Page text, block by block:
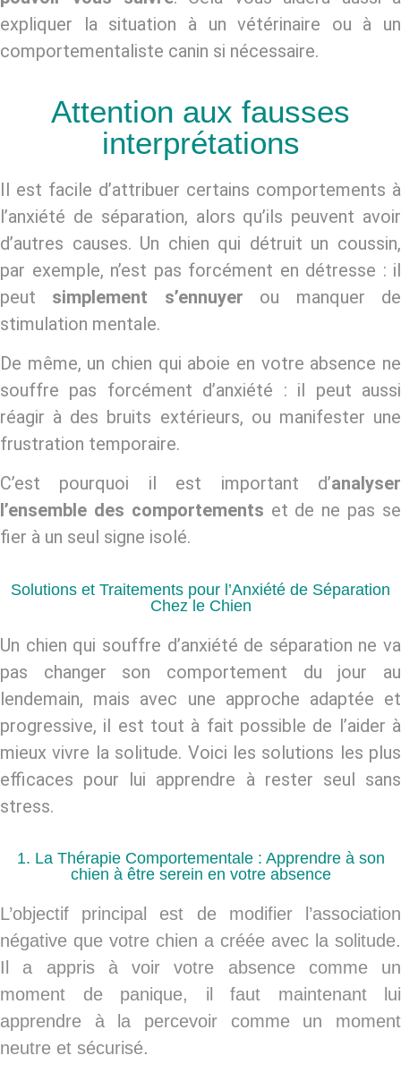
expliquer la situation à un vétérinaire ou à un
comportementaliste canin si nécessaire.
Attention aux fausses
interprétations
Il est facile d’attribuer certains comportements à
l’anxiété de séparation, alors qu’ils peuvent avoir
d’autres causes. Un chien qui détruit un coussin,
par exemple, n’est pas forcément en détresse : il
peut simplement s’ennuyer ou manquer de
stimulation mentale.
De même, un chien qui aboie en votre absence ne
souffre pas forcément d’anxiété : il peut aussi
réagir à des bruits extérieurs, ou manifester une
frustration temporaire.
C’est pourquoi il est important d’analyser
l’ensemble des comportements et de ne pas se
fier à un seul signe isolé.
Solutions et Traitements pour l’Anxiété de Séparation
Chez le Chien
Un chien qui souffre d’anxiété de séparation ne va
pas changer son comportement du jour au
lendemain, mais avec une approche adaptée et
progressive, il est tout à fait possible de l’aider à
mieux vivre la solitude. Voici les solutions les plus
efficaces pour lui apprendre à rester seul sans
stress.
1. La Thérapie Comportementale : Apprendre à son
chien à être serein en votre absence
L’objectif principal est de modifier l’association
négative que votre chien a créée avec la solitude.
Il a appris à voir votre absence comme un
moment de panique, il faut maintenant lui
apprendre à
la percevoir comme un moment
neutre et sécurisé.